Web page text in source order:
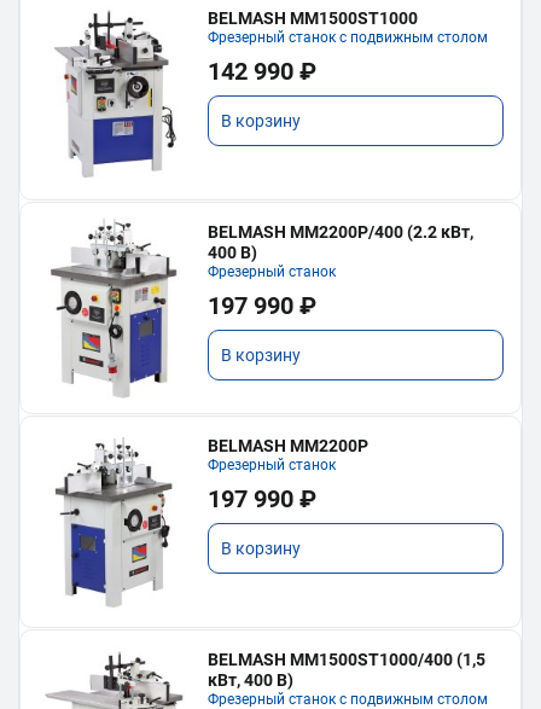
BELMASH MM1500ST1000
Фрезерный станок с подвижным столом
142 990 ₽
В корзину
BELMASH MM2200P/400 (2.2 кВт,
400 В)
Фрезерный станок
197 990 ₽
В корзину
BELMASH MM2200P
Фрезерный станок
197 990 ₽
В корзину
BELMASH MM1500ST1000/400 (1,5
кВт, 400 В)
Фрезерный станок с подвижным столом